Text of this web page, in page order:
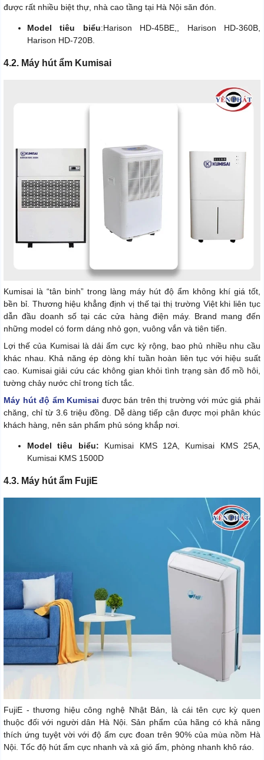
được rất nhiều biệt thự, nhà cao tầng tại Hà Nội săn đón.
Model tiêu biểu:Harison HD-45BE,, Harison HD-360B,
Harison HD-720B.
4.2. Máy hút ẩm Kumisai
Kumisai là “tân binh” trong làng máy hút độ ẩm không khí giá tốt,
bền bỉ. Thương hiệu khẳng định vị thế tại thị trường Việt khi liên tục
dẫn đầu doanh số tại các cửa hàng điện máy. Brand mang đến
những model có form dáng nhỏ gọn, vuông vắn và tiên tiến.
Lợi thế của Kumisai là dải ẩm cực kỳ rộng, bao phủ nhiều nhu cầu
khác nhau. Khả năng ép dòng khí tuần hoàn liên tục với hiệu suất
cao. Kumisai giải cứu các không gian khỏi tình trạng sàn đổ mồ hôi,
tường chảy nước chỉ trong tích tắc.
Máy hút độ ẩm Kumisai được bán trên thị trường với mức giá phải
chăng, chỉ từ 3.6 triệu đồng. Dễ dàng tiếp cận được mọi phân khúc
khách hàng, nên sản phẩm phủ sóng khắp nơi.
Model tiêu biểu: Kumisai KMS 12A, Kumisai KMS 25A,
Kumisai KMS 1500D
4.3. Máy hút ẩm FujiE
FujiE - thương hiệu công nghệ Nhật Bản, là cái tên cực kỳ quen
thuộc đối với người dân Hà Nội. Sản phẩm của hãng có khả năng
thích ứng tuyệt vời với độ ẩm cực đoan trên 90% của mùa nồm Hà
Nội. Tốc độ hút ẩm cực nhanh và xả gió ấm, phòng nhanh khô ráo.